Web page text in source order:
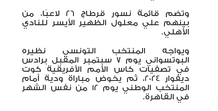
وتضم قائمة نسور قرطاج 26 لاعبًا، من
بينهم علي معلول الظهير الأيسر للنادي
الأهلي.
ويواجه المنتخب التونسي نظيره
البوتسواني يوم 7 سبتمبر المقبل برادس
في تصفيات كاس الأمم الأفريقية كوت
ديفوار 2024، ثم يخوض مباراة ودية أمام
المنتخب الوطني يوم 12 من نفس الشهر
في القاهرة.